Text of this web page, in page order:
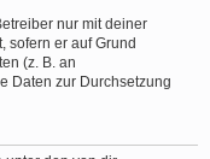
nur mit deiner
sofern er auf Grund
(z. B. an
Daten zur Durchsetzung